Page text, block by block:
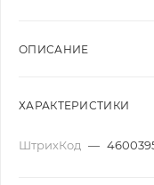
ОПИСАНИЕ
ХАРАКТЕРИСТИКИ
ШтрихКод —